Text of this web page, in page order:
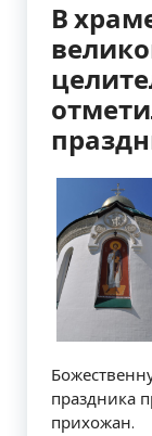
В
праздника
прихожан.